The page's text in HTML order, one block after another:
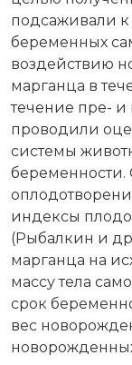
подсаживали
беременных
воздействию
марганца в
течение пре- и
проводили
системы
беременности.
индексы
(Рыбалкин и
марганца на
массу тела
срок
вес